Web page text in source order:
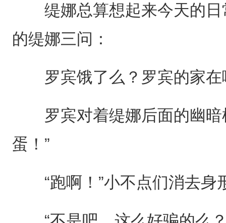
缇娜总算想起来今天的日
的缇娜三问：
罗宾饿了么？罗宾的家在
罗宾对着缇娜后面的幽暗
蛋！”
“跑啊！”小不点们消去身